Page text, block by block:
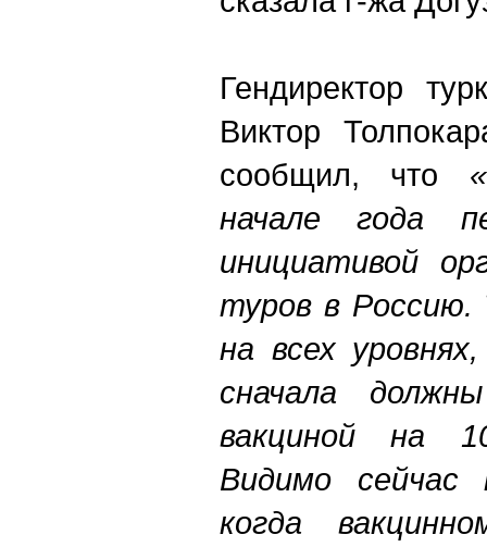
Гендиректор
Виктор
сообщил, что
начале года
инициативой
туров в Россию.
на всех
сначала
вакциной на
Видимо
когда